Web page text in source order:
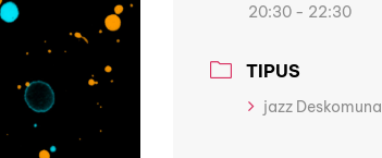
20:30 - 22:30
TIPUS
jazz Deskomunal